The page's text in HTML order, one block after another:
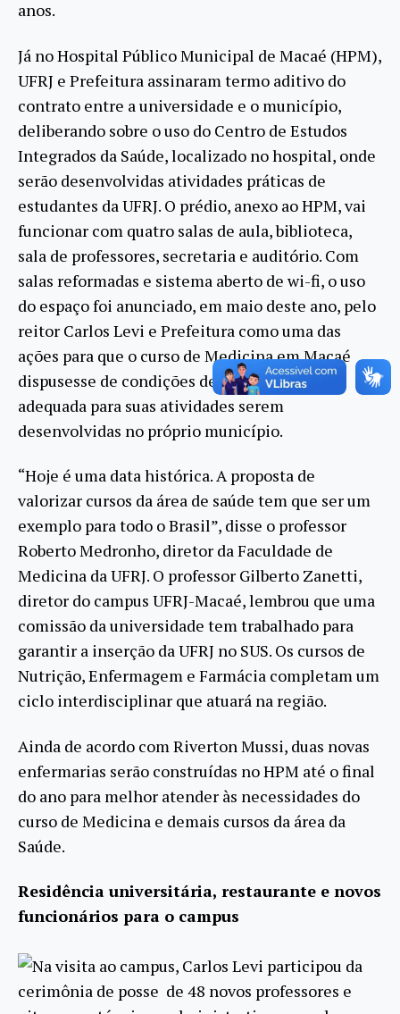
anos.
Já no Hospital Público Municipal de Macaé (HPM),
UFRJ e Prefeitura assinaram termo aditivo do
contrato entre a universidade e o município,
deliberando sobre o uso do Centro de Estudos
Integrados da Saúde, localizado no hospital, onde
serão desenvolvidas atividades práticas de
estudantes da UFRJ. O prédio, anexo ao HPM, vai
funcionar com quatro salas de aula, biblioteca,
sala de professores, secretaria e auditório. Com
salas reformadas e sistema aberto de wi-fi, o uso
do espaço foi anunciado, em maio deste ano, pelo
reitor Carlos Levi e Prefeitura como uma das
ações para que o curso de Medicina em Macaé
dispusesse de condições de infraestrutura
adequada para suas atividades serem
desenvolvidas no próprio município.
“Hoje é uma data histórica. A proposta de
valorizar cursos da área de saúde tem que ser um
exemplo para todo o Brasil”, disse o professor
Roberto Medronho, diretor da Faculdade de
Medicina da UFRJ. O professor Gilberto Zanetti,
diretor do campus UFRJ-Macaé, lembrou que uma
comissão da universidade tem trabalhado para
garantir a inserção da UFRJ no SUS. Os cursos de
Nutrição, Enfermagem e Farmácia completam um
ciclo interdisciplinar que atuará na região.
Ainda de acordo com Riverton Mussi, duas novas
enfermarias serão construídas no HPM até o final
do ano para melhor atender às necessidades do
curso de Medicina e demais cursos da área da
Saúde.
Residência universitária, restaurante e novos
funcionários para o campus
Na visita ao campus, Carlos Levi participou da
cerimônia de posse de 48 novos professores e